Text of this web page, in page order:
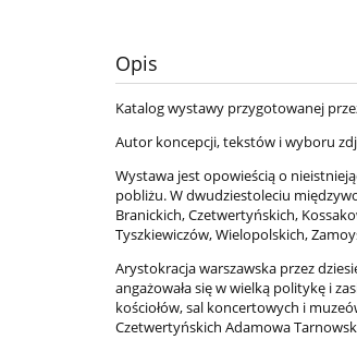
Opis
Katalog wystawy przygotowanej
Autor koncepcji, tekstów i wyboru
Wystawa jest opowieścią o
pobliżu. W dwudziestoleciu
Branickich, Czetwertyńskich,
Tyszkiewiczów, Wielopolskich,
Arystokracja warszawska przez
angażowała się w wielką politykę i
kościołów, sal koncertowych i
Czetwertyńskich Adamowa